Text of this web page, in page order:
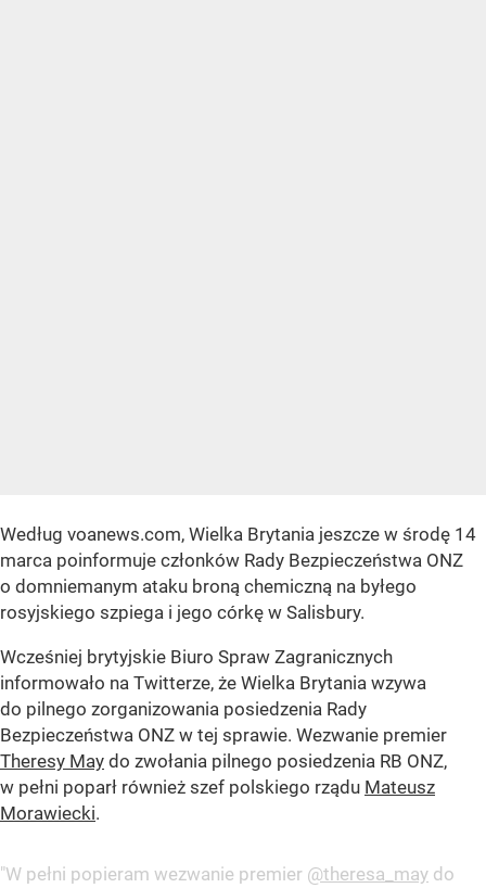
Według voanews.com, Wielka Brytania jeszcze w środę 14
marca poinformuje członków Rady Bezpieczeństwa ONZ
o domniemanym ataku broną chemiczną na byłego
rosyjskiego szpiega i jego córkę w Salisbury.
Wcześniej brytyjskie Biuro Spraw Zagranicznych
informowało na Twitterze, że Wielka Brytania wzywa
do pilnego zorganizowania posiedzenia Rady
Bezpieczeństwa ONZ w tej sprawie. Wezwanie premier
Theresy May do zwołania pilnego posiedzenia RB ONZ,
w pełni poparł również szef polskiego rządu Mateusz
Morawiecki.
"W pełni popieram wezwanie premier @theresa_may do